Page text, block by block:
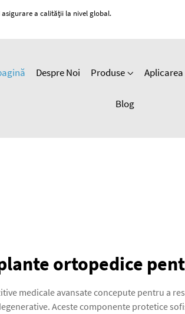
a calității la nivel global.
Despre Noi Produse Aplicarea
Blog
ortopedice
medicale avansate concepute pentru a
Aceste componente protetice